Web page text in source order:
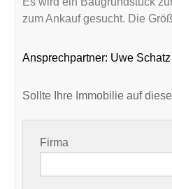
zum Ankauf gesucht. Die
Ansprechpartner: Uwe Schatz
Sollte Ihre Immobilie auf
Firma